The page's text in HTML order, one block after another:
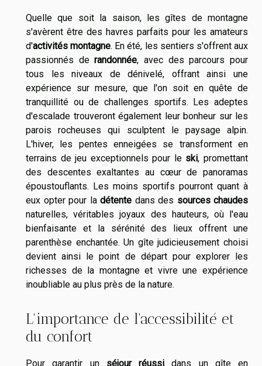
Quelle que soit la saison, les gîtes de montagne
s'avèrent être des havres parfaits pour les amateurs
d'activités montagne. En été, les sentiers s'offrent aux
passionnés derandonnée, avec des parcours pour
tous les niveaux de dénivelé, offrant ainsi une
expérience sur mesure, que l'on soit en quête de
tranquillité ou de challenges sportifs. Les adeptes
d'escalade trouveront également leur bonheur sur les
parois rocheuses qui sculptent le paysage alpin.
L'hiver, les pentes enneigées se transforment en
terrains de jeu exceptionnels pour le ski, promettant
des descentes exaltantes au cœur de panoramas
époustouflants. Les moins sportifs pourront quant à
eux opter pour la détente dans des sources chaudes
naturelles, véritables joyaux des hauteurs, où l'eau
bienfaisante et la sérénité des lieux offrent une
parenthèse enchantée. Un gîte judicieusement choisi
devient ainsi le point de départ pour explorer les
richesses de la montagne et vivre une expérience
inoubliable au plus près de la nature.
L'importance de l'accessibilité et
du confort
Pour garantir un séjour réussi dans un gîte en